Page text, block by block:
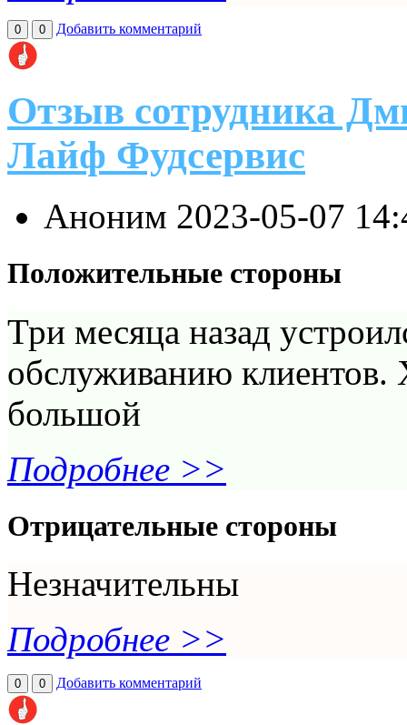
0 0 Добавить комментарий
Отзыв сотрудника
Лайф Фудсервис
Аноним 2023-05-07
Положительные стороны
Три месяца назад
обслуживанию клиентов.
большой
Подробнее >>
Отрицательные стороны
Незначительны
Подробнее >>
0 0 Добавить комментарий